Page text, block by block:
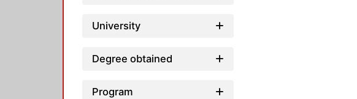
University
Degree obtained
Program